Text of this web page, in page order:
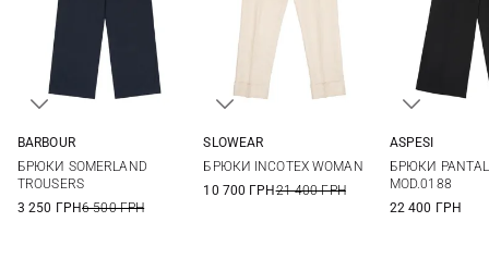
BARBOUR
БРЮКИ SOMERLAND
TROUSERS
3 250 ГРН6 500 ГРН
SLOWEAR
БРЮКИ INCOTEX WOMAN
10 700 ГРН21 400 ГРН
ASPESI
БРЮКИ
MOD.0188
22 400 ГРН